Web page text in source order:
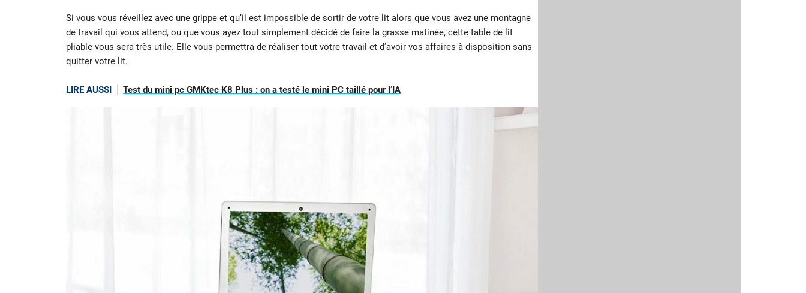
Si vous vous réveillez avec une grippe et qu’il est impossible de sortir de votre lit alors que vous avez une montagne
de travail qui vous attend, ou que vous ayez tout simplement décidé de faire la grasse matinée, cette table de lit
pliable vous sera très utile. Elle vous permettra de réaliser tout votre travail et d’avoir vos affaires à disposition sans
quitter votre lit.
LIRE AUSSI Test du mini pc GMKtec K8 Plus : on a testé le mini PC taillé pour l’IA